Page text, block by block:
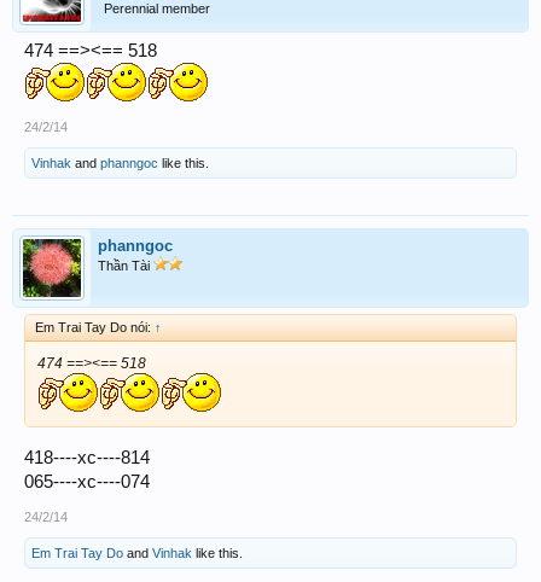
Perennial member
474 ==><== 518
24/2/14
Vinhak and phanngoc like this.
phanngoc
Thần Tài
Em Trai Tay Do nói: ↑
474 ==><== 518
418----xc----814
065----xc----074
24/2/14
Em Trai Tay Do and Vinhak like this.